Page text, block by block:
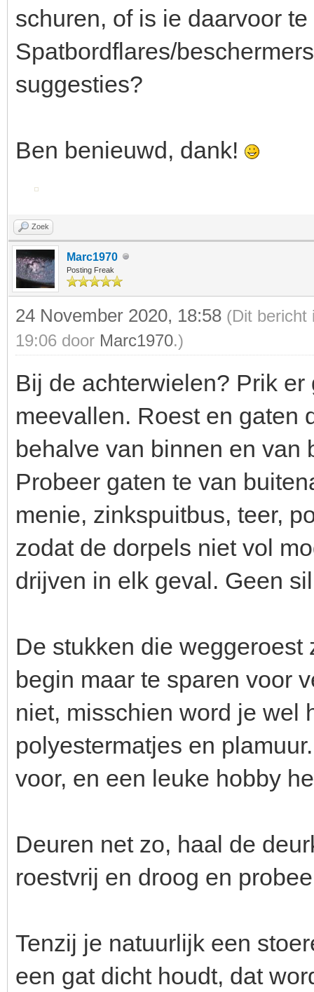
schuren, of is ie daarvoor
Spatbordflares/
suggesties?
Ben benieuwd, dank!
Zoek
Marc1970
Posting Freak
24 November 2020, 18:58 (Dit bericht
19:06 door Marc1970.)
Bij de achterwielen? Prik
meevallen. Roest en gaten
behalve van binnen en van
Probeer gaten te van
menie, zinkspuitbus, teer,
zodat de dorpels niet vol
drijven in elk geval. Geen
De stukken die
begin maar te sparen voor
niet, misschien word je wel
polyestermatjes en
voor, en een leuke hobby
Deuren net zo, haal de
roestvrij en droog en
Tenzij je natuurlijk een
een gat dicht houdt, dat